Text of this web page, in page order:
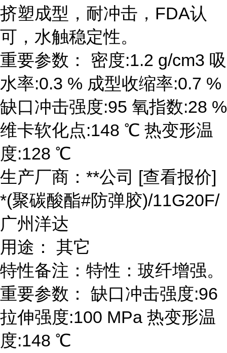
挤塑成型，耐冲击，FDA认
可，水触稳定性。
重要参数： 密度:1.2 g/cm3 吸
水率:0.3 % 成型收缩率:0.7 %
缺口冲击强度:95 氧指数:28 %
维卡软化点:148 ℃ 热变形温
度:128 ℃
生产厂商：**公司 [查看报价]
*(聚碳酸酯#防弹胶)/11G20F/
广州洋达
用途： 其它
特性备注：特性：玻纤增强。
重要参数： 缺口冲击强度:96
拉伸强度:100 MPa 热变形温
度:148 ℃